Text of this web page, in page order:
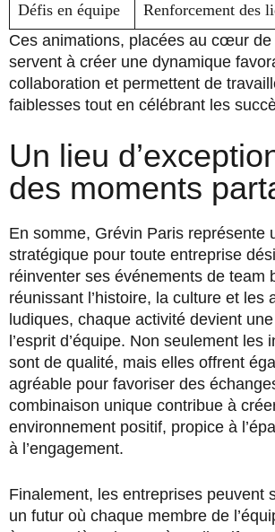
Défis en équipe
Renforcement des
Ces animations, placées au cœur de
servent à créer une dynamique
collaboration et permettent de
faiblesses tout en célébrant les
Un lieu
des moments
En somme, Grévin Paris représente
stratégique pour toute entreprise
réinventer ses événements de team
réunissant l’histoire, la culture et les
ludiques, chaque activité devient
l’esprit d’équipe. Non seulement les
sont de qualité, mais elles offrent
agréable pour favoriser des
combinaison unique contribue à
environnement positif, propice à
à l’engagement.
Finalement, les entreprises peuvent
un futur où chaque membre de